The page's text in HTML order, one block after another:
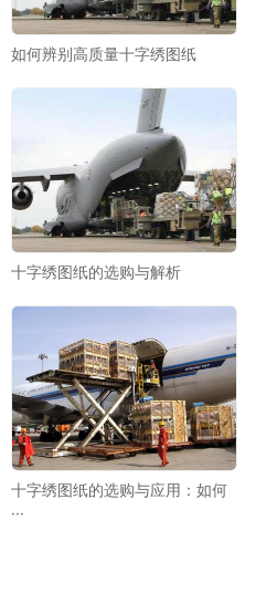
如何辨别高质量十字绣图纸
十字绣图纸的选购与解析
十字绣图纸的选购与应用：如何
···